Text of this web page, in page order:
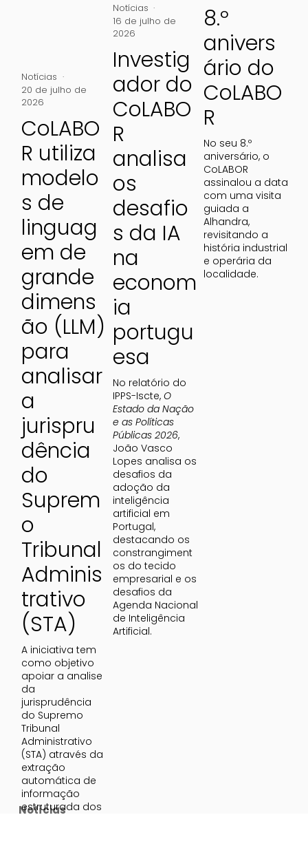
Notícias
20 de julho de
2026
CoLABO
R utiliza
modelo
s de
linguag
em de
grande
dimens
ão (LLM)
para
analisar
a
jurispru
dência
do
Suprem
o
Tribunal
Adminis
trativo
(STA)
A iniciativa tem
como objetivo
apoiar a analise
da
jurisprudência
do Supremo
Tribunal
Administrativo
(STA) através da
extração
automática de
informação
estruturada dos
Notícias
16 de julho de
2026
Investig
ador do
CoLABO
R
analisa
os
desafio
s da IA
na
econom
ia
portugu
esa
No relatório do
IPPS-Iscte, O
Estado da Nação
e as Políticas
Públicas 2026,
João Vasco
Lopes analisa os
desafios da
adoção da
inteligência
artificial em
Portugal,
destacando os
constrangiment
os do tecido
empresarial e os
desafios da
Agenda Nacional
de Inteligência
Artificial.
8.º
anivers
ário do
CoLABO
R
No seu 8.º
aniversário, o
CoLABOR
assinalou a data
com uma visita
guiada a
Alhandra,
revisitando a
história industrial
e operária da
localidade.
Notícias